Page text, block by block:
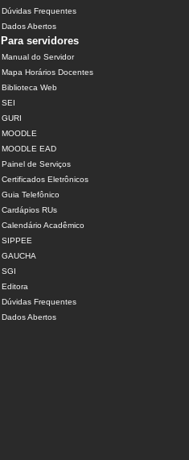
Dúvidas Frequentes
Dados Abertos
Para servidores
Manual do Servidor
Mapa Horários Docentes
Biblioteca Web
SEI
GURI
MOODLE
MOODLE EAD
Painel de Serviços
Certificados Eletrônicos
Guia Telefônico
Cardápios RUs
Calendário Acadêmico
SIPPEE
GAUCHA
SGI
Editora
Dúvidas Frequentes
Dados Abertos